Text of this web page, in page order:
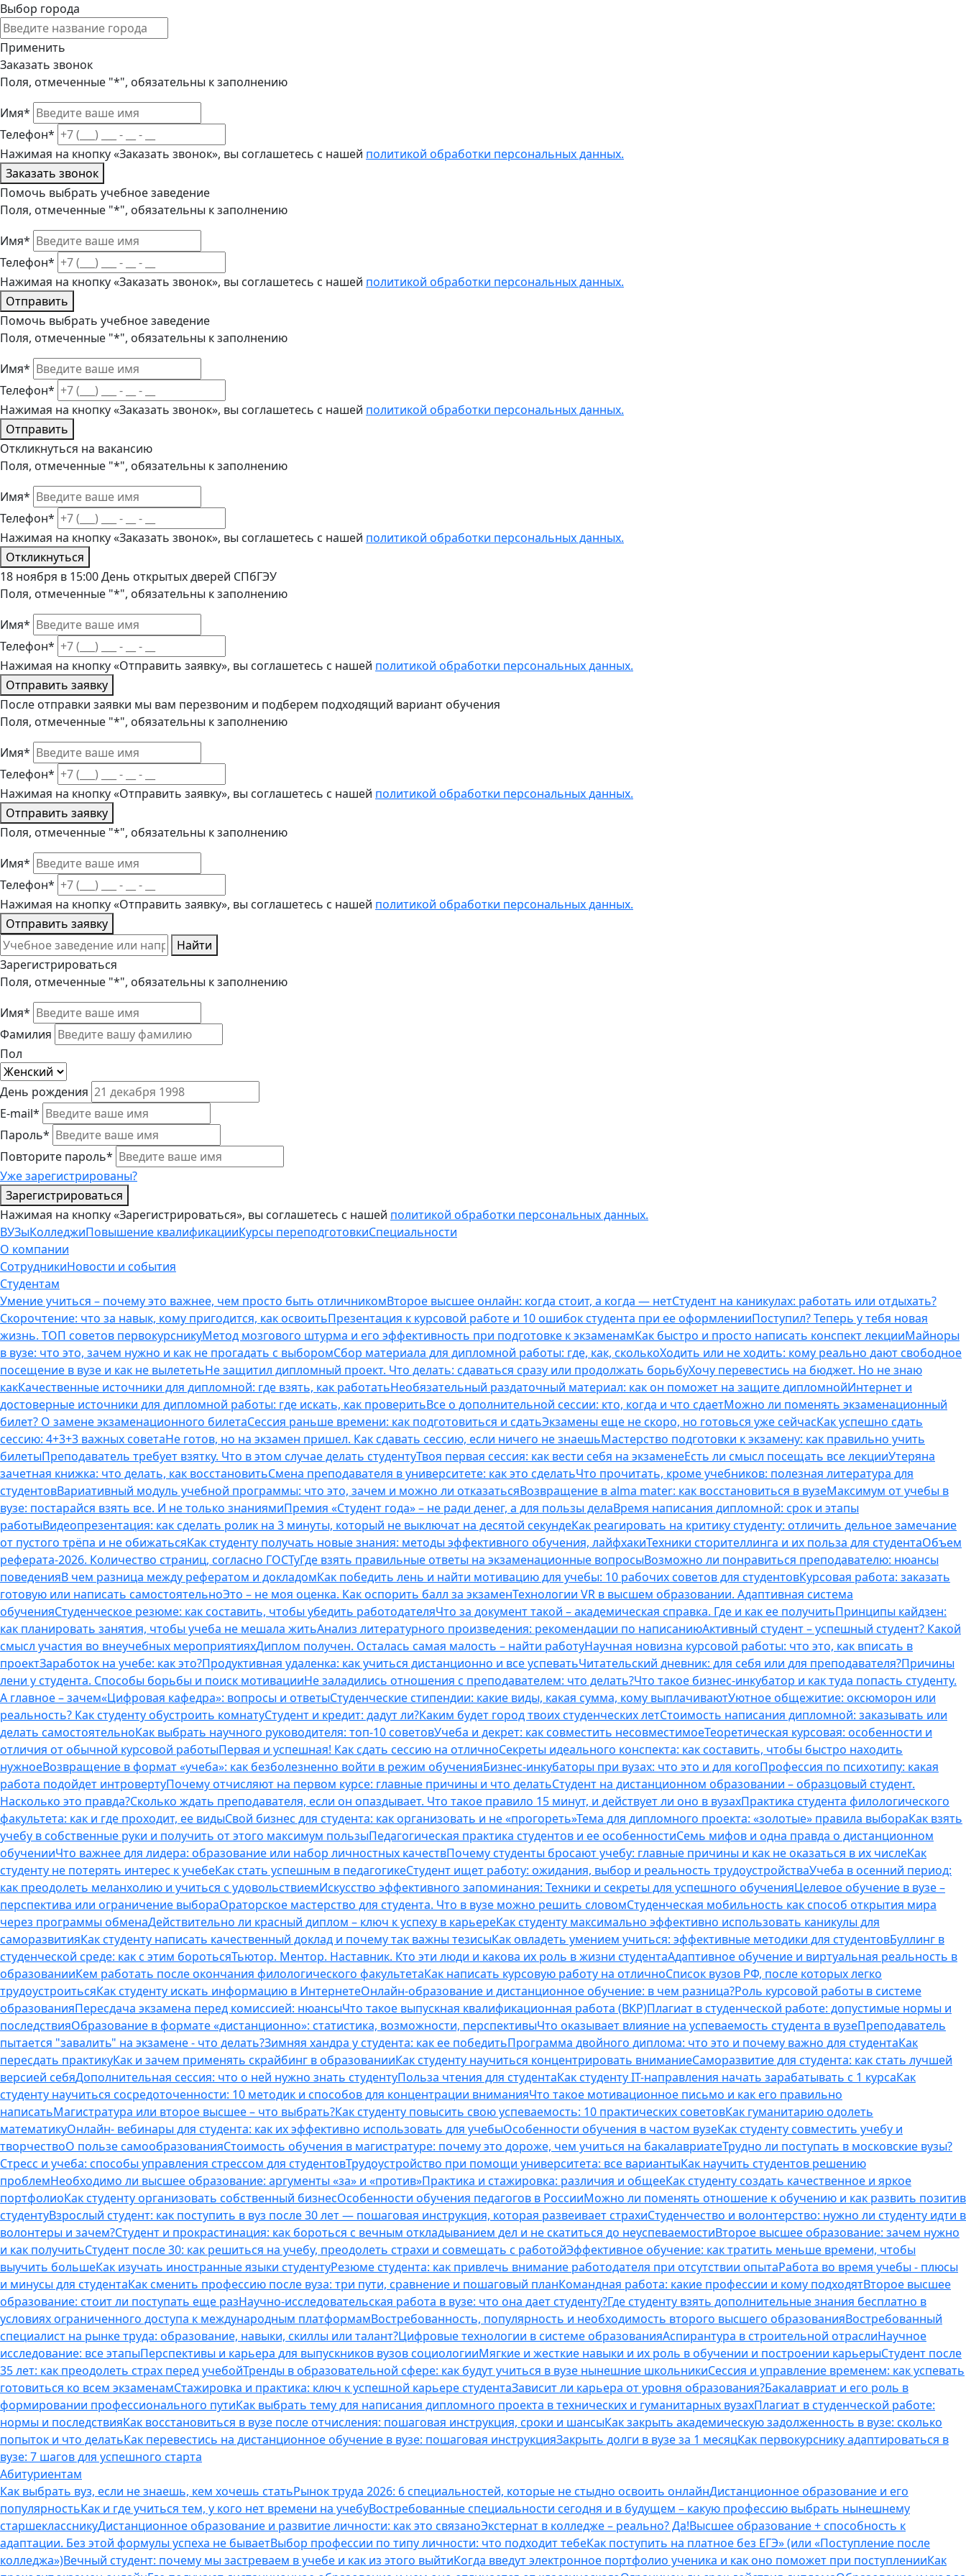
Выбор города
Применить
Заказать звонок
Поля, отмеченные "*", обязательны к заполнению
Имя*
Телефон*
Нажимая на кнопку «Заказать звонок», вы соглашетесь с нашей политикой обработки персональных данных.
Заказать звонок
Помочь выбрать учебное заведение
Поля, отмеченные "*", обязательны к заполнению
Имя*
Телефон*
Нажимая на кнопку «Заказать звонок», вы соглашетесь с нашей политикой обработки персональных данных.
Отправить
Помочь выбрать учебное заведение
Поля, отмеченные "*", обязательны к заполнению
Имя*
Телефон*
Нажимая на кнопку «Заказать звонок», вы соглашетесь с нашей политикой обработки персональных данных.
Отправить
Откликнуться на вакансию
Поля, отмеченные "*", обязательны к заполнению
Имя*
Телефон*
Нажимая на кнопку «Заказать звонок», вы соглашетесь с нашей политикой обработки персональных данных.
Откликнуться
18 ноября в 15:00 День открытых дверей СПбГЭУ
Поля, отмеченные "*", обязательны к заполнению
Имя*
Телефон*
Нажимая на кнопку «Отправить заявку», вы соглашетесь с нашей политикой обработки персональных данных.
Отправить заявку
После отправки заявки мы вам перезвоним и подберем подходящий вариант обучения
Поля, отмеченные "*", обязательны к заполнению
Имя*
Телефон*
Нажимая на кнопку «Отправить заявку», вы соглашетесь с нашей политикой обработки персональных данных.
Отправить заявку
Поля, отмеченные "*", обязательны к заполнению
Имя*
Телефон*
Нажимая на кнопку «Отправить заявку», вы соглашетесь с нашей политикой обработки персональных данных.
Отправить заявку
Найти
Зарегистрироваться
Поля, отмеченные "*", обязательны к заполнению
Имя*
Фамилия
Пол
День рождения
E-mail*
Пароль*
Повторите пароль*
Уже зарегистрированы?
Зарегистрироваться
Нажимая на кнопку «Зарегистрироваться», вы соглашетесь с нашей политикой обработки персональных данных.
ВУЗыКолледжиПовышение квалификацииКурсы переподготовкиСпециальности
О компании
СотрудникиНовости и события
Студентам
Умение учиться – почему это важнее, чем просто быть отличникомВторое высшее онлайн: когда стоит, а когда — нетСтудент на каникулах: работать или отдыхать?
Скорочтение: что за навык, кому пригодится, как освоитьПрезентация к курсовой работе и 10 ошибок студента при ее оформленииПоступил? Теперь у тебя новая
жизнь. ТОП советов первокурсникуМетод мозгового штурма и его эффективность при подготовке к экзаменамКак быстро и просто написать конспект лекцииМайноры
в вузе: что это, зачем нужно и как не прогадать с выборомСбор материала для дипломной работы: где, как, сколькоХодить или не ходить: кому реально дают свободное
посещение в вузе и как не вылететьНе защитил дипломный проект. Что делать: сдаваться сразу или продолжать борьбуХочу перевестись на бюджет. Но не знаю
какКачественные источники для дипломной: где взять, как работатьНеобязательный раздаточный материал: как он поможет на защите дипломнойИнтернет и
достоверные источники для дипломной работы: где искать, как проверитьВсе о дополнительной сессии: кто, когда и что сдаетМожно ли поменять экзаменационный
билет? О замене экзаменационного билетаСессия раньше времени: как подготовиться и сдатьЭкзамены еще не скоро, но готовься уже сейчасКак успешно сдать
сессию: 4+3+3 важных советаНе готов, но на экзамен пришел. Как сдавать сессию, если ничего не знаешьМастерство подготовки к экзамену: как правильно учить
билетыПреподаватель требует взятку. Что в этом случае делать студентуТвоя первая сессия: как вести себя на экзаменеЕсть ли смысл посещать все лекцииУтеряна
зачетная книжка: что делать, как восстановитьСмена преподавателя в университете: как это сделатьЧто прочитать, кроме учебников: полезная литература для
студентовВариативный модуль учебной программы: что это, зачем и можно ли отказатьсяВозвращение в alma mater: как восстановиться в вузеМаксимум от учебы в
вузе: постарайся взять все. И не только знаниямиПремия «Студент года» – не ради денег, а для пользы делаВремя написания дипломной: срок и этапы
работыВидеопрезентация: как сделать ролик на 3 минуты, который не выключат на десятой секундеКак реагировать на критику студенту: отличить дельное замечание
от пустого трёпа и не обижатьсяКак студенту получать новые знания: методы эффективного обучения, лайфхакиТехники сторителлинга и их польза для студентаОбъем
реферата-2026. Количество страниц, согласно ГОСТуГде взять правильные ответы на экзаменационные вопросыВозможно ли понравиться преподавателю: нюансы
поведенияВ чем разница между рефератом и докладомКак победить лень и найти мотивацию для учебы: 10 рабочих советов для студентовКурсовая работа: заказать
готовую или написать самостоятельноЭто – не моя оценка. Как оспорить балл за экзаменТехнологии VR в высшем образовании. Адаптивная система
обученияСтуденческое резюме: как составить, чтобы убедить работодателяЧто за документ такой – академическая справка. Где и как ее получитьПринципы кайдзен:
как планировать занятия, чтобы учеба не мешала житьАнализ литературного произведения: рекомендации по написаниюАктивный студент – успешный студент? Какой
смысл участия во внеучебных мероприятияхДиплом получен. Осталась самая малость – найти работуНаучная новизна курсовой работы: что это, как вписать в
проектЗаработок на учебе: как это?Продуктивная удаленка: как учиться дистанционно и все успеватьЧитательский дневник: для себя или для преподавателя?Причины
лени у студента. Способы борьбы и поиск мотивацииНе заладились отношения с преподавателем: что делать?Что такое бизнес-инкубатор и как туда попасть студенту.
А главное – зачем«Цифровая кафедра»: вопросы и ответыСтуденческие стипендии: какие виды, какая сумма, кому выплачиваютУютное общежитие: оксюморон или
реальность? Как студенту обустроить комнатуСтудент и кредит: дадут ли?Каким будет город твоих студенческих летСтоимость написания дипломной: заказывать или
делать самостоятельноКак выбрать научного руководителя: топ-10 советовУчеба и декрет: как совместить несовместимоеТеоретическая курсовая: особенности и
отличия от обычной курсовой работыПервая и успешная! Как сдать сессию на отличноСекреты идеального конспекта: как составить, чтобы быстро находить
нужноеВозвращение в формат «учеба»: как безболезненно войти в режим обученияБизнес-инкубаторы при вузах: что это и для когоПрофессия по психотипу: какая
работа подойдет интровертуПочему отчисляют на первом курсе: главные причины и что делатьСтудент на дистанционном образовании – образцовый студент.
Насколько это правда?Сколько ждать преподавателя, если он опаздывает. Что такое правило 15 минут, и действует ли оно в вузахПрактика студента филологического
факультета: как и где проходит, ее видыСвой бизнес для студента: как организовать и не «прогореть»Тема для дипломного проекта: «золотые» правила выбораКак взять
учебу в собственные руки и получить от этого максимум пользыПедагогическая практика студентов и ее особенностиСемь мифов и одна правда о дистанционном
обученииЧто важнее для лидера: образование или набор личностных качествПочему студенты бросают учебу: главные причины и как не оказаться в их числеКак
студенту не потерять интерес к учебеКак стать успешным в педагогикеСтудент ищет работу: ожидания, выбор и реальность трудоустройстваУчеба в осенний период:
как преодолеть меланхолию и учиться с удовольствиемИскусство эффективного запоминания: Техники и секреты для успешного обученияЦелевое обучение в вузе –
перспектива или ограничение выбораОраторское мастерство для студента. Что в вузе можно решить словомСтуденческая мобильность как способ открытия мира
через программы обменаДействительно ли красный диплом – ключ к успеху в карьереКак студенту максимально эффективно использовать каникулы для
саморазвитияКак студенту написать качественный доклад и почему так важны тезисыКак овладеть умением учиться: эффективные методики для студентовБуллинг в
студенческой среде: как с этим боротьсяТьютор. Ментор. Наставник. Кто эти люди и какова их роль в жизни студентаАдаптивное обучение и виртуальная реальность в
образованииКем работать после окончания филологического факультетаКак написать курсовую работу на отличноСписок вузов РФ, после которых легко
трудоустроитьсяКак студенту искать информацию в ИнтернетеОнлайн-образование и дистанционное обучение: в чем разница?Роль курсовой работы в системе
образованияПересдача экзамена перед комиссией: нюансыЧто такое выпускная квалификационная работа (ВКР)Плагиат в студенческой работе: допустимые нормы и
последствияОбразование в формате «дистанционно»: статистика, возможности, перспективыЧто оказывает влияние на успеваемость студента в вузеПреподаватель
пытается "завалить" на экзамене - что делать?Зимняя хандра у студента: как ее победитьПрограмма двойного диплома: что это и почему важно для студентаКак
пересдать практикуКак и зачем применять скрайбинг в образованииКак студенту научиться концентрировать вниманиеСаморазвитие для студента: как стать лучшей
версией себяДополнительная сессия: что о ней нужно знать студентуПольза чтения для студентаКак студенту IT-направления начать зарабатывать с 1 курсаКак
студенту научиться сосредоточенности: 10 методик и способов для концентрации вниманияЧто такое мотивационное письмо и как его правильно
написатьМагистратура или второе высшее – что выбрать?Как студенту повысить свою успеваемость: 10 практических советовКак гуманитарию одолеть
математикуОнлайн- вебинары для студента: как их эффективно использовать для учебыОсобенности обучения в частом вузеКак студенту совместить учебу и
творчествоО пользе самообразованияСтоимость обучения в магистратуре: почему это дороже, чем учиться на бакалавриатеТрудно ли поступать в московские вузы?
Стресс и учеба: способы управления стрессом для студентовТрудоустройство при помощи университета: все вариантыКак научить студентов решению
проблемНеобходимо ли высшее образование: аргументы «за» и «против»Практика и стажировка: различия и общееКак студенту создать качественное и яркое
портфолиоКак студенту организовать собственный бизнесОсобенности обучения педагогов в РоссииМожно ли поменять отношение к обучению и как развить позитив
студентуВзрослый студент: как поступить в вуз после 30 лет — пошаговая инструкция, которая развеивает страхиСтуденчество и волонтерство: нужно ли cтуденту идти в
волонтеры и зачем?Студент и прокрастинация: как бороться с вечным откладыванием дел и не скатиться до неуспеваемостиВторое высшее образование: зачем нужно
и как получитьСтудент после 30: как решиться на учебу, преодолеть страхи и совмещать с работойЭффективное обучение: как тратить меньше времени, чтобы
выучить большеКак изучать иностранные языки студентуРезюме студента: как привлечь внимание работодателя при отсутствии опытаРабота во время учебы - плюсы
и минусы для студентаКак сменить профессию после вуза: три пути, сравнение и пошаговый планКомандная работа: какие профессии и кому подходятВторое высшее
образование: стоит ли поступать еще разНаучно-исследовательская работа в вузе: что она дает студенту?Где студенту взять дополнительные знания бесплатно в
условиях ограниченного доступа к международным платформамВостребованность, популярность и необходимость второго высшего образованияВостребованный
специалист на рынке труда: образование, навыки, скиллы или талант?Цифровые технологии в системе образованияАспирантура в строительной отраслиНаучное
исследование: все этапыПерспективы и карьера для выпускников вузов социологииМягкие и жесткие навыки и их роль в обучении и построении карьерыСтудент после
35 лет: как преодолеть страх перед учебойТренды в образовательной сфере: как будут учиться в вузе нынешние школьникиСессия и управление временем: как успевать
готовиться ко всем экзаменамСтажировка и практика: ключ к успешной карьере студентаЗависит ли карьера от уровня образования?Бакалавриат и его роль в
формировании профессионального путиКак выбрать тему для написания дипломного проекта в технических и гуманитарных вузахПлагиат в студенческой работе:
нормы и последствияКак восстановиться в вузе после отчисления: пошаговая инструкция, сроки и шансыКак закрыть академическую задолженность в вузе: сколько
попыток и что делатьКак перевестись на дистанционное обучение в вузе: пошаговая инструкцияЗакрыть долги в вузе за 1 месяцКак первокурснику адаптироваться в
вузе: 7 шагов для успешного старта
Абитуриентам
Как выбрать вуз, если не знаешь, кем хочешь статьРынок труда 2026: 6 специальностей, которые не стыдно освоить онлайнДистанционное образование и его
популярностьКак и где учиться тем, у кого нет времени на учебуВостребованные специальности сегодня и в будущем – какую профессию выбрать нынешнему
старшеклассникуДистанционное образование и развитие личности: как это связаноЭкстернат в колледже – реально? Да!Высшее образование + способность к
адаптации. Без этой формулы успеха не бываетВыбор профессии по типу личности: что подходит тебеКак поступить на платное без ЕГЭ» (или «Поступление после
колледжа»)Вечный студент: почему мы застреваем в учебе и как из этого выйтиКогда введут электронное портфолио ученика и как оно поможет при поступленииКак